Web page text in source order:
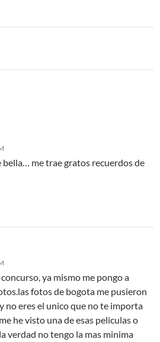
bella… me trae gratos recuerdos de
ya mismo me pongo a
fotos de bogota me pusieron
no eres el unico que no te importa
he visto una de esas peliculas o
verdad no tengo la mas minima